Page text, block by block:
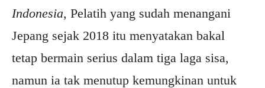
Indonesia, Pelatih yang sudah menangani
Jepang sejak 2018 itu menyatakan bakal
tetap bermain serius dalam tiga laga sisa,
namun ia tak menutup kemungkinan untuk